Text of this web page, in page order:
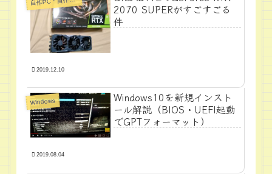
2070 SUPERがすごすごる
件
2019.12.10
Windows
Windows10を新規インスト
ール解説（BIOS・UEFI起動
でGPTフォーマット）
2019.08.04